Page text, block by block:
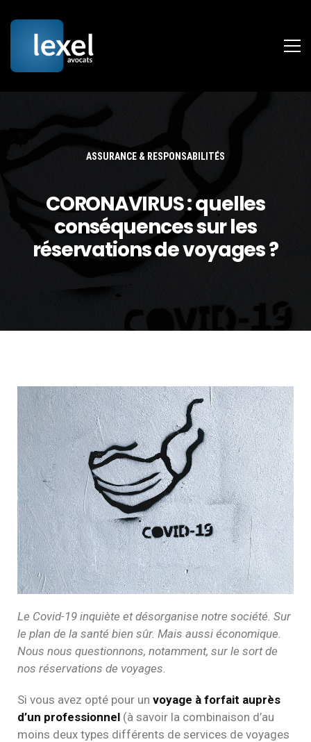
ASSURANCE & RESPONSABILITÉS
CORONAVIRUS : quelles
conséquences sur les
réservations de voyages ?
Le Covid-19 inquiète et désorganise notre société. Sur
le plan de la santé bien sûr. Mais aussi économique.
Nous nous questionnons, notamment, sur le sort de
nos réservations de voyages.
Si vous avez opté pour un voyage à forfait auprès
d’un professionnel (à savoir la combinaison d’au
moins deux types différents de services de voyages